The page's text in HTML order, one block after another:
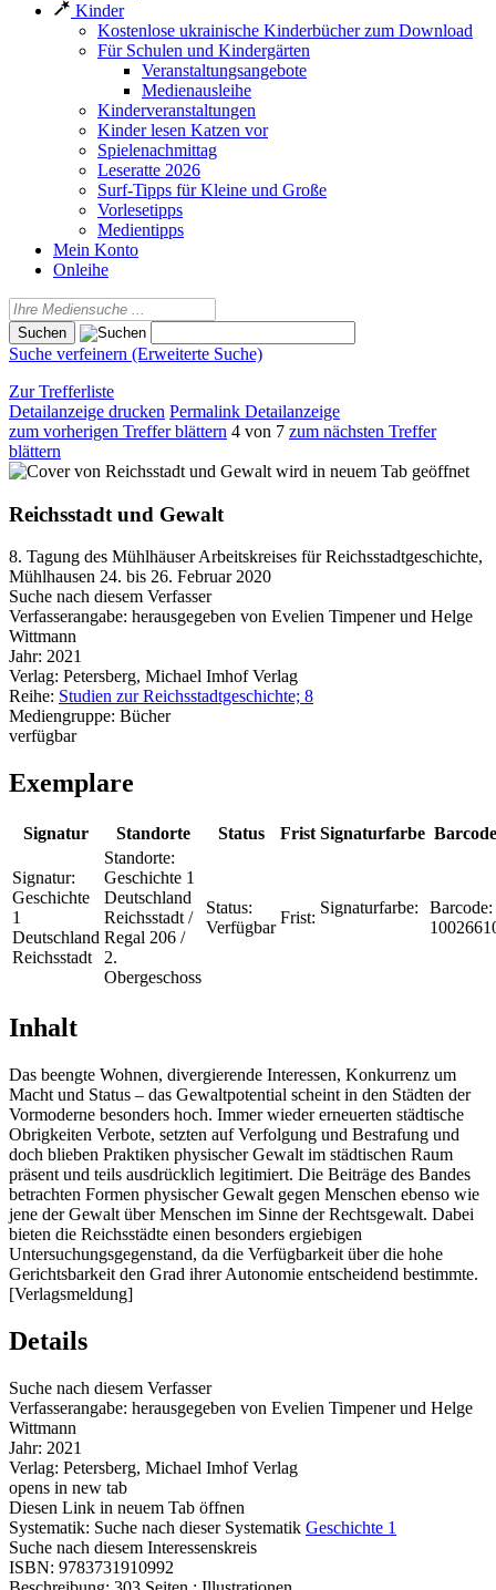
Kinder
Kostenlose ukrainische Kinderbücher zum Download
Für Schulen und Kindergärten
Veranstaltungsangebote
Medienausleihe
Kinderveranstaltungen
Kinder lesen Katzen vor
Spielenachmittag
Leseratte 2026
Surf-Tipps für Kleine und Große
Vorlesetipps
Medientipps
Mein Konto
Onleihe
Suche verfeinern (Erweiterte Suche)
Zur Trefferliste
Detailanzeige drucken Permalink Detailanzeige
zum vorherigen Treffer blättern 4 von 7 zum nächsten Treffer
blättern
wird in neuem Tab geöffnet
Reichsstadt und Gewalt
8. Tagung des Mühlhäuser Arbeitskreises für Reichsstadtgeschichte,
Mühlhausen 24. bis 26. Februar 2020
Suche nach diesem Verfasser
Verfasserangabe: herausgegeben von Evelien Timpener und Helge
Wittmann
Jahr: 2021
Verlag: Petersberg, Michael Imhof Verlag
Reihe: Studien zur Reichsstadtgeschichte; 8
Mediengruppe: Bücher
verfügbar
Exemplare
Signatur Standorte Status Frist Signaturfarbe Barcode
Signatur:
Geschichte
1
Deutschland
Reichsstadt
Standorte:
Geschichte 1
Deutschland
Reichsstadt /
Regal 206 /
2.
Obergeschoss
Status:
Verfügbar
Frist:
Signaturfarbe:
Barcode:
Inhalt
Das beengte Wohnen, divergierende Interessen, Konkurrenz um
Macht und Status – das Gewaltpotential scheint in den Städten der
Vormoderne besonders hoch. Immer wieder erneuerten städtische
Obrigkeiten Verbote, setzten auf Verfolgung und Bestrafung und
doch blieben Praktiken physischer Gewalt im städtischen Raum
präsent und teils ausdrücklich legitimiert. Die Beiträge des Bandes
betrachten Formen physischer Gewalt gegen Menschen ebenso wie
jene der Gewalt über Menschen im Sinne der Rechtsgewalt. Dabei
bieten die Reichsstädte einen besonders ergiebigen
Untersuchungsgegenstand, da die Verfügbarkeit über die hohe
Gerichtsbarkeit den Grad ihrer Autonomie entscheidend bestimmte.
[Verlagsmeldung]
Details
Suche nach diesem Verfasser
Verfasserangabe: herausgegeben von Evelien Timpener und Helge
Wittmann
Jahr: 2021
Verlag: Petersberg, Michael Imhof Verlag
opens in new tab
Diesen Link in neuem Tab öffnen
Systematik: Suche nach dieser Systematik Geschichte 1
Suche nach diesem Interessenskreis
ISBN: 9783731910992